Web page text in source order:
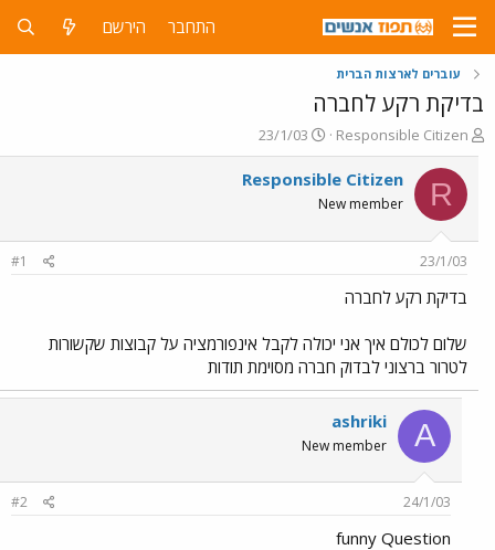
התחבר הירשם
עוברים לארצות הברית
בדיקת רקע לחברה
פ
ו
ת
ח
ה
ש
א
Responsible Citizen
פ
ו
ר
23/1/03
R
Responsible Citizen
New member
23/1/03
#1
בדיקת רקע לחברה
שלום לכולם איך אני יכולה לקבל אינפורמציה על קבוצות שקשורות
לטרור ברצוני לבדוק חברה מסוימת תודות
A
ashriki
New member
24/1/03
#2
funny Question